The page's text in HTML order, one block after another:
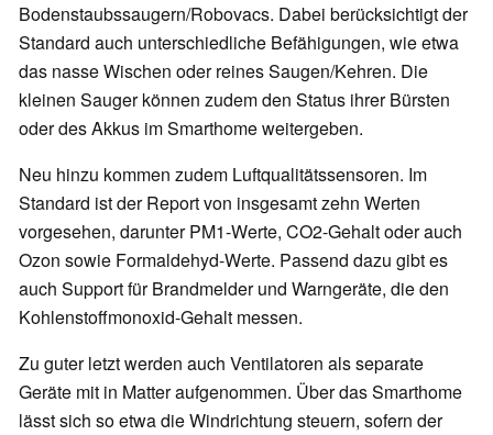
Bodenstaubssaugern/Robovacs. Dabei berücksichtigt der
Standard auch unterschiedliche Befähigungen, wie etwa
das nasse Wischen oder reines Saugen/Kehren. Die
kleinen Sauger können zudem den Status ihrer Bürsten
oder des Akkus im Smarthome weitergeben.
Neu hinzu kommen zudem Luftqualitätssensoren. Im
Standard ist der Report von insgesamt zehn Werten
vorgesehen, darunter PM1-Werte, CO2-Gehalt oder auch
Ozon sowie Formaldehyd-Werte. Passend dazu gibt es
auch Support für Brandmelder und Warngeräte, die den
Kohlenstoffmonoxid-Gehalt messen.
Zu guter letzt werden auch Ventilatoren als separate
Geräte mit in Matter aufgenommen. Über das Smarthome
lässt sich so etwa die Windrichtung steuern, sofern der